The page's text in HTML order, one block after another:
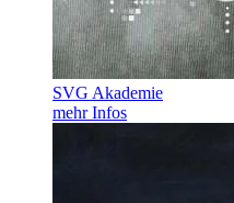
SVG Akademie
mehr Infos